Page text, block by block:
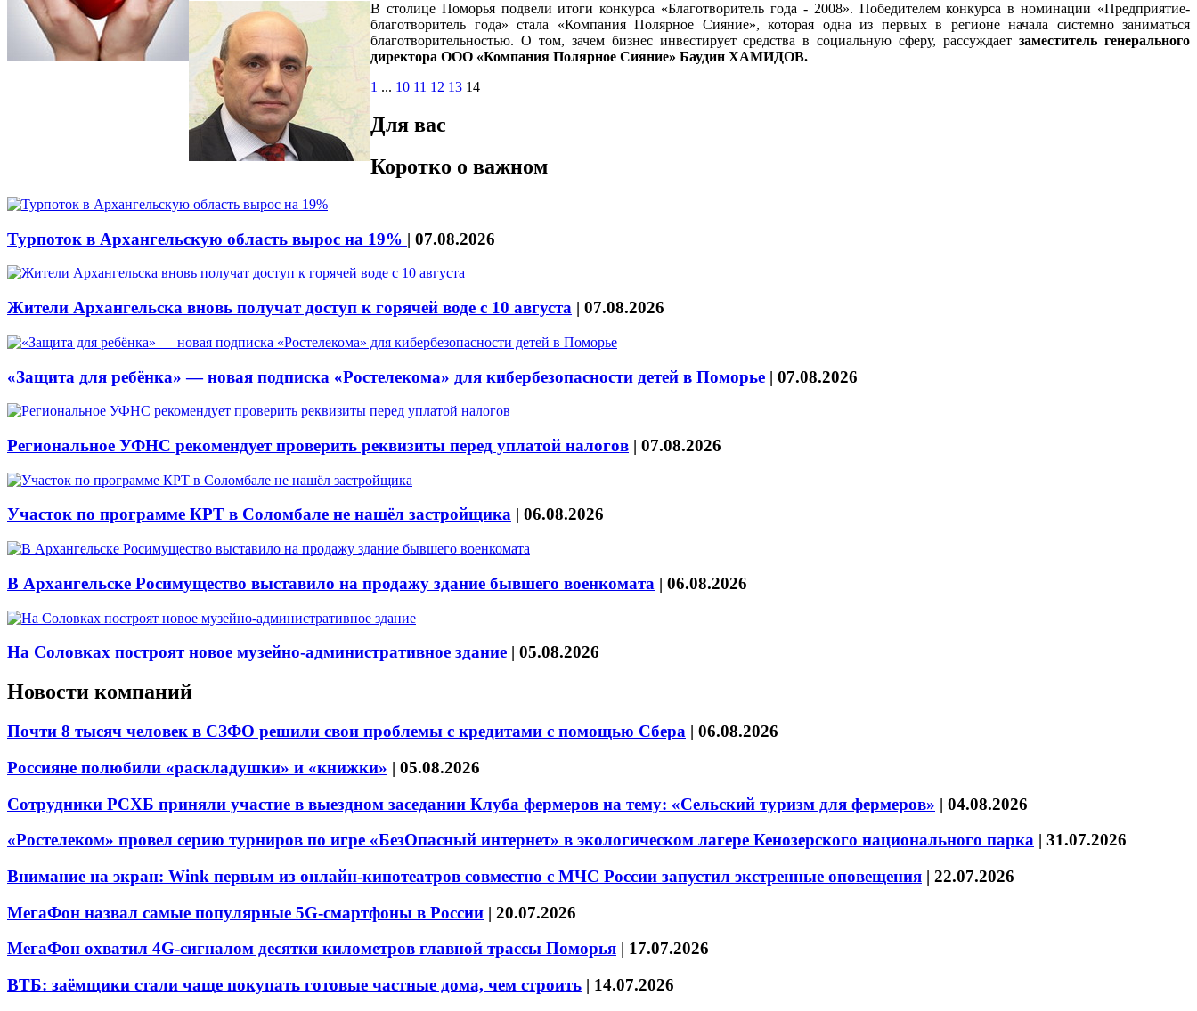
В столице Поморья подвели итоги конкурса «Благотворитель года - 2008». Победителем конкурса в номинации «Предприятие-
благотворитель года» стала «Компания Полярное Сияние», которая одна из первых в регионе начала системно заниматься
благотворительностью. О том, зачем бизнес инвестирует средства в социальную сферу, рассуждаетзаместитель генерального
директора ООО «Компания Полярное Сияние» Баудин ХАМИДОВ.
1 ... 10 11 12 13 14
Для вас
Коротко о важном
Турпоток в Архангельскую область вырос на 19% | 07.08.2026
Жители Архангельска вновь получат доступ к горячей воде с 10 августа | 07.08.2026
«Защита для ребёнка» — новая подписка «Ростелекома» для кибербезопасности детей в Поморье | 07.08.2026
Региональное УФНС рекомендует проверить реквизиты перед уплатой налогов | 07.08.2026
Участок по программе КРТ в Соломбале не нашёл застройщика | 06.08.2026
В Архангельске Росимущество выставило на продажу здание бывшего военкомата | 06.08.2026
На Соловках построят новое музейно-административное здание | 05.08.2026
Новости компаний
Почти 8 тысяч человек в СЗФО решили свои проблемы с кредитами с помощью Сбера | 06.08.2026
Россияне полюбили «раскладушки» и «книжки» | 05.08.2026
Сотрудники РСХБ приняли участие в выездном заседании Клуба фермеров на тему: «Сельский туризм для фермеров» | 04.08.2026
«Ростелеком» провел серию турниров по игре «БезОпасный интернет» в экологическом лагере Кенозерского национального парка | 31.07.2026
Внимание на экран: Wink первым из онлайн-кинотеатров совместно с МЧС России запустил экстренные оповещения | 22.07.2026
МегаФон назвал самые популярные 5G-смартфоны в России | 20.07.2026
МегаФон охватил 4G-сигналом десятки километров главной трассы Поморья | 17.07.2026
ВТБ: заёмщики стали чаще покупать готовые частные дома, чем строить | 14.07.2026